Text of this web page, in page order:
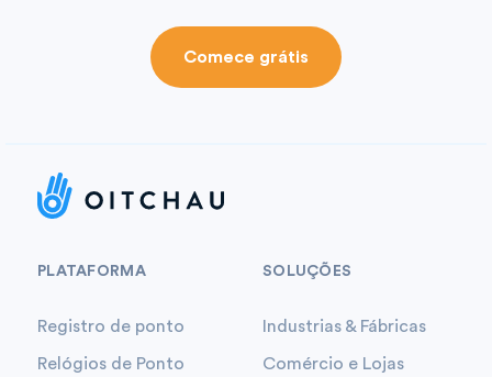
Comece grátis
PLATAFORMA
Registro de ponto
Relógios de Ponto
SOLUÇÕES
Industrias & Fábricas
Comércio e Lojas